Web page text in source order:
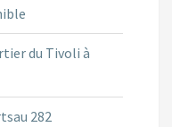
du Tivoli à
282